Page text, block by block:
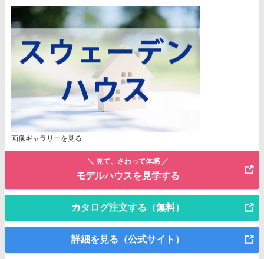
画像ギャラリーを見る
＼ 見て、さわって体感 ／
モデルハウスを見学する
カタログ注文する（無料）
詳細を見る（公式サイト）